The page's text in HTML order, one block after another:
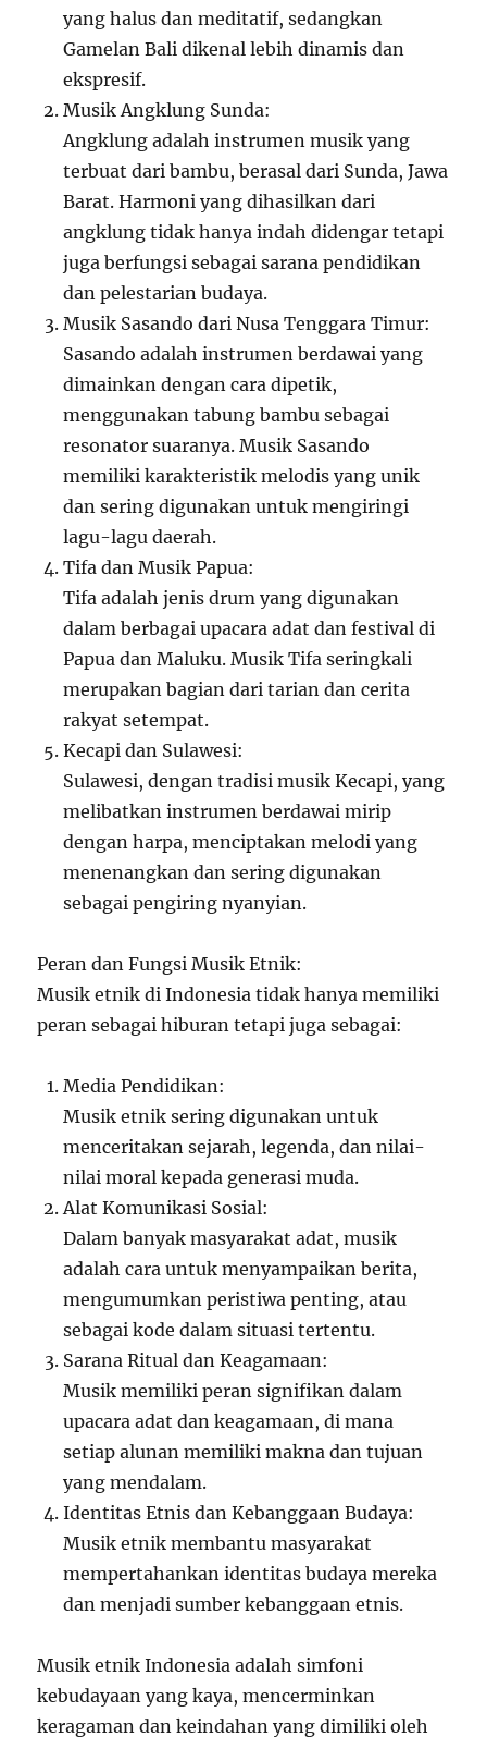
yang halus dan meditatif, sedangkan
Gamelan Bali dikenal lebih dinamis dan
ekspresif.
Musik Angklung Sunda:
Angklung adalah instrumen musik yang
terbuat dari bambu, berasal dari Sunda, Jawa
Barat. Harmoni yang dihasilkan dari
angklung tidak hanya indah didengar tetapi
juga berfungsi sebagai sarana pendidikan
dan pelestarian budaya.
Musik Sasando dari Nusa Tenggara Timur:
Sasando adalah instrumen berdawai yang
dimainkan dengan cara dipetik,
menggunakan tabung bambu sebagai
resonator suaranya. Musik Sasando
memiliki karakteristik melodis yang unik
dan sering digunakan untuk mengiringi
lagu-lagu daerah.
Tifa dan Musik Papua:
Tifa adalah jenis drum yang digunakan
dalam berbagai upacara adat dan festival di
Papua dan Maluku. Musik Tifa seringkali
merupakan bagian dari tarian dan cerita
rakyat setempat.
Kecapi dan Sulawesi:
Sulawesi, dengan tradisi musik Kecapi, yang
melibatkan instrumen berdawai mirip
dengan harpa, menciptakan melodi yang
menenangkan dan sering digunakan
sebagai pengiring nyanyian.
Peran dan Fungsi Musik Etnik:
Musik etnik di Indonesia tidak hanya memiliki
peran sebagai hiburan tetapi juga sebagai:
Media Pendidikan:
Musik etnik sering digunakan untuk
menceritakan sejarah, legenda, dan nilai-
nilai moral kepada generasi muda.
Alat Komunikasi Sosial:
Dalam banyak masyarakat adat, musik
adalah cara untuk menyampaikan berita,
mengumumkan peristiwa penting, atau
sebagai kode dalam situasi tertentu.
Sarana Ritual dan Keagamaan:
Musik memiliki peran signifikan dalam
upacara adat dan keagamaan, di mana
setiap alunan memiliki makna dan tujuan
yang mendalam.
Identitas Etnis dan Kebanggaan Budaya:
Musik etnik membantu masyarakat
mempertahankan identitas budaya mereka
dan menjadi sumber kebanggaan etnis.
Musik etnik Indonesia adalah simfoni
kebudayaan yang kaya, mencerminkan
keragaman dan keindahan yang dimiliki oleh